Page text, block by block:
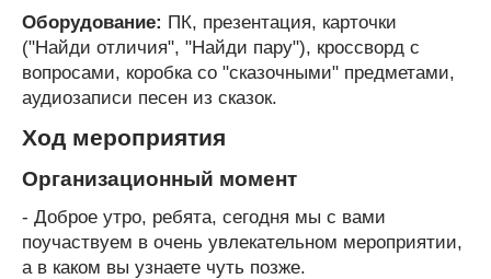
Оборудование: ПК, презентация, карточки
("Найди отличия", "Найди пару"), кроссворд с
вопросами, коробка со "сказочными" предметами,
аудиозаписи песен из сказок.
Ход мероприятия
Организационный момент
- Доброе утро, ребята, сегодня мы с вами
поучаствуем в очень увлекательном мероприятии,
а в каком вы узнаете чуть позже.